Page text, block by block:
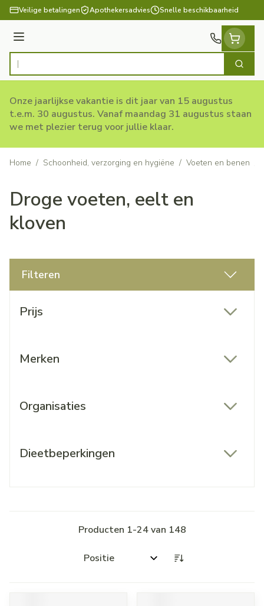
Ga naar de inhoud
Veilige betalingen Apothekersadvies Snelle beschikbaarheid
Menu
Product, merk, categorie... Zoek
Onze jaarlijkse vakantie is dit jaar van 15 augustus
t.e.m. 30 augustus. Vanaf maandag 31 augustus staan
we met plezier terug voor jullie klaar.
Home / Schoonheid, verzorging en hygiëne / Voeten en benen
Droge voeten, eelt en
kloven
Filteren
Prijs
Merken
Organisaties
Dieetbeperkingen
Producten 1-24van 148
Sorteer op: